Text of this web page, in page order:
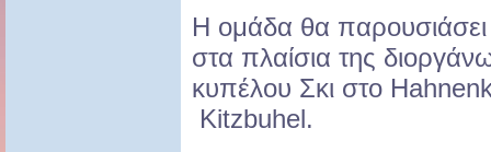
Η ομάδα θα
στα πλαίσια της
κυπέλου Σκι στο
Kitzbuhel.